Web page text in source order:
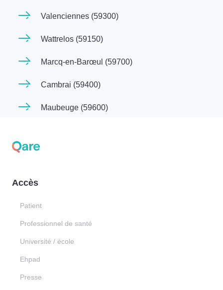
Valenciennes (59300)
Wattrelos (59150)
Marcq-en-Barœul (59700)
Cambrai (59400)
Maubeuge (59600)
Accès
Patient
Professionnel de santé
Université / école
Ehpad
Presse